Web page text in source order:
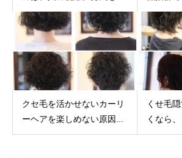
クセ毛を活かせないカーリ
ーヘアを楽しめない原因...
くせ毛
くなら